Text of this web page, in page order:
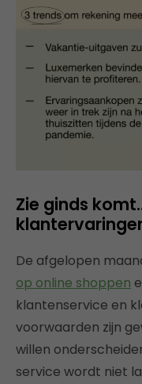
Zie ginds
De afgelopen
op online shoppen
klantenservice en
voorwaarden zijn
willen
service wordt niet